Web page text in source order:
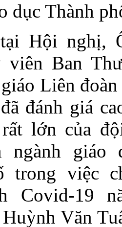
dục Thành
Hội nghị,
Ban
Liên
đánh giá
lớn của
ngành giáo
trong việc
Covid-19
Văn